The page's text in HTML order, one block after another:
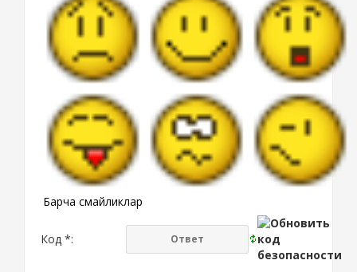
Барча смайликлар
Код *: